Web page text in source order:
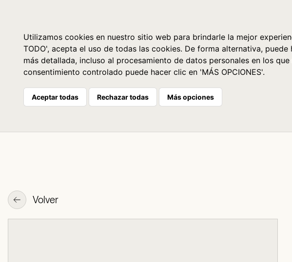
Utilizamos cookies en nuestro sitio web para brindarle la mejor
TODO', acepta el uso de todas las cookies. De forma alternativa,
más detallada, incluso al procesamiento de datos personales en los
consentimiento controlado puede hacer clic en 'MÁS OPCIONES'.
Aceptar todas Rechazar todas Más opciones
Volver